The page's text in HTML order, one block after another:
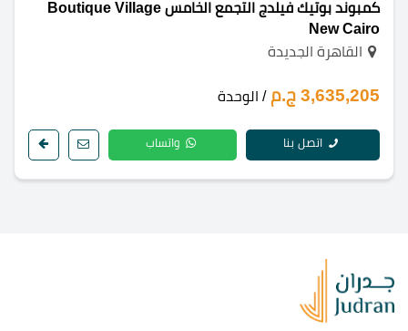
كمبوند بوتيك فيلدج التجمع الخامس Boutique Village
New Cairo
القاهرة الجديدة
3,635,205 ج.م / الوحدة
اتصل بنا واتساب